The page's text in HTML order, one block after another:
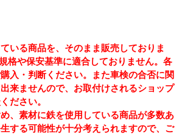
いる商品を、そのまま販売しておりま
格や保安基準に適合しておりません。各
入・判断ください。また車検の合否に関
来ませんので、お取付けされるショップ
ださい。
、素材に鉄を使用している商品が多数あ
する可能性が十分考えられますので、ご